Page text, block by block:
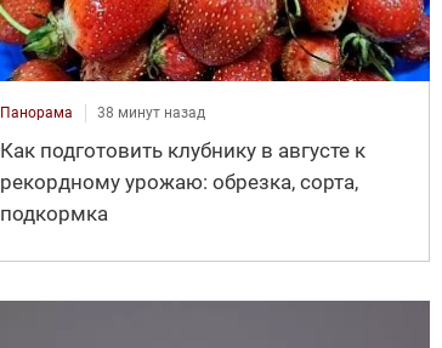
Панорама 38 минут назад
Как подготовить клубнику в августе к
рекордному урожаю: обрезка, сорта,
подкормка